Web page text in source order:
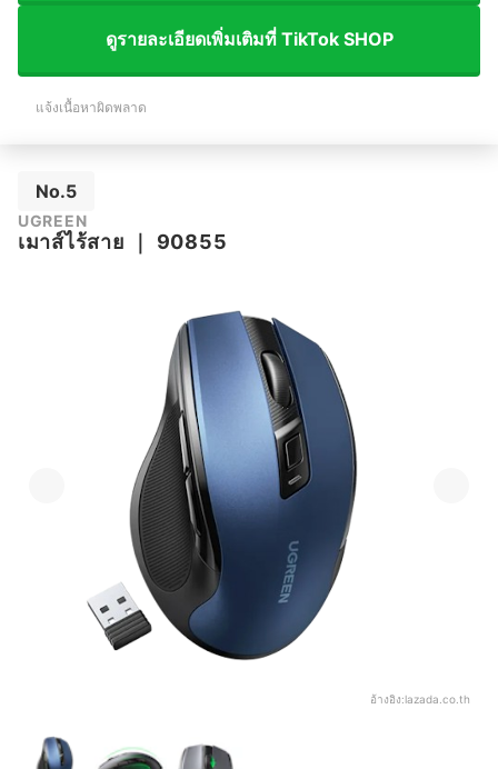
ดูรายละเอียดเพิ่มเติมที่ TikTok SHOP
แจ้งเนื้อหาผิดพลาด
No.5
UGREEN
เมาส์ไร้สาย 90855
อ้างอิง:lazada.co.th